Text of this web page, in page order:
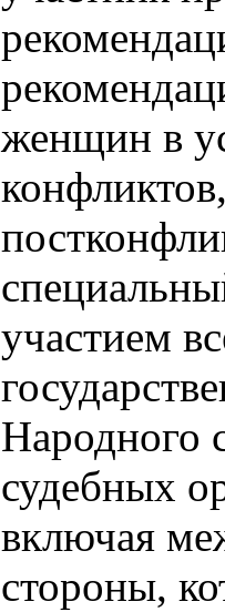
женщин в
участием
Народного
судебных
включая
стороны,